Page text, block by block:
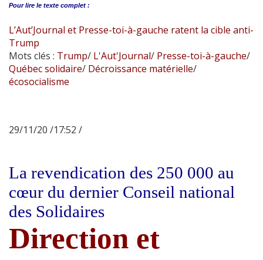
Pour lire le texte complet :
L’Aut’Journal et Presse-toi-à-gauche ratent la cible anti-
Trump
Mots clés : Trump/ L'Aut'Journal/ Presse-toi-à-gauche/
Québec solidaire/ Décroissance matérielle/
écosocialisme
29/11/20 /17:52 /
La revendication des 250 000 au
cœur du dernier Conseil national
des Solidaires
Direction et